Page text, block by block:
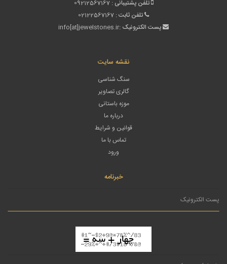
تلفن پشتیبانی : 09212567167
تلفن ثابت : 02122567167
پست الکترونیک :info[at]jewelstones.ir
نقشه سایت
سنگ شناسی
گالری تصاویر
موزه باستانی
درباره ما
قوانین و شرایط
تماس با ما
ورود
خبرنامه